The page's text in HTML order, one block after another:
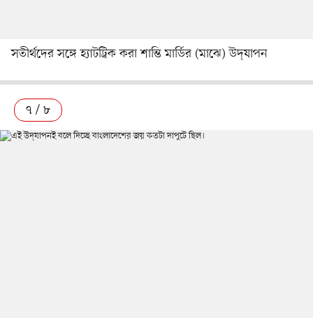
সতীর্থদের সঙ্গে হ্যাটট্রিক করা শান্তি মার্ডির (মাঝে) উদ্‌যাপন
৭ / ৮